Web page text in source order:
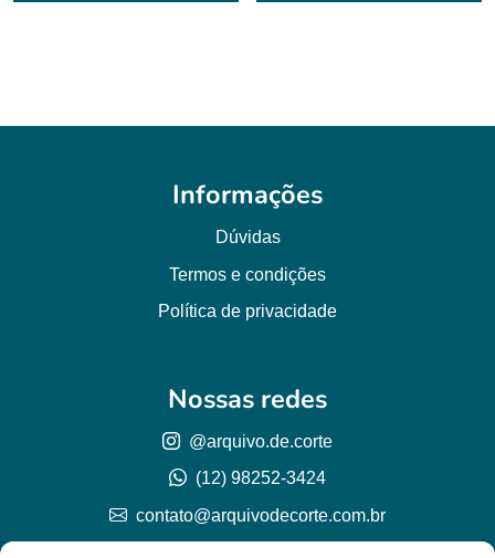
Informações
Dúvidas
Termos e condições
Política de privacidade
Nossas redes
@arquivo.de.corte
(12) 98252-3424
contato@arquivodecorte.com.br